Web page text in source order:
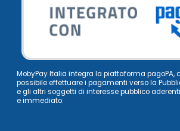
MobyPay Italia integra la piattaforma pagoPA,
possibile effettuare i pagamenti verso la
e gli altri soggetti di interesse pubblico
e immediato.